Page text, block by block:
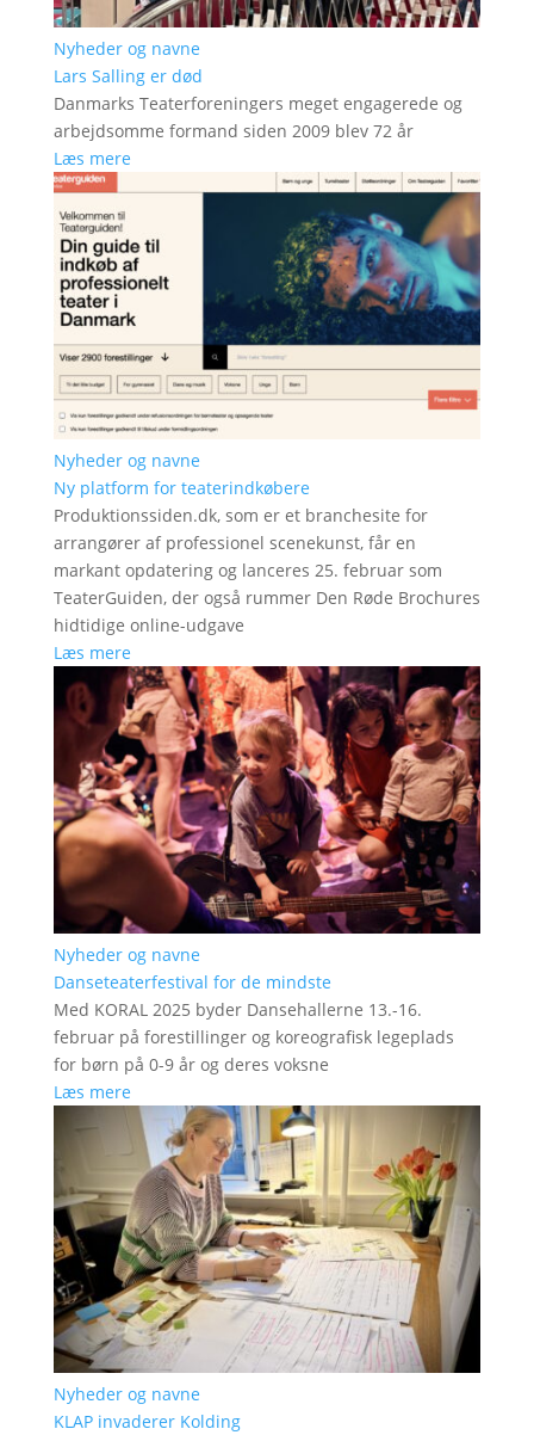
Nyheder og navne
Lars Salling er død
Danmarks Teaterforeningers meget engagerede og
arbejdsomme formand siden 2009 blev 72 år
Læs mere
Nyheder og navne
Ny platform for teaterindkøbere
Produktionssiden.dk, som er et branchesite for
arrangører af professionel scenekunst, får en
markant opdatering og lanceres 25. februar som
TeaterGuiden, der også rummer Den Røde Brochures
hidtidige online-udgave
Læs mere
Nyheder og navne
Danseteaterfestival for de mindste
Med KORAL 2025 byder Dansehallerne 13.-16.
februar på forestillinger og koreografisk legeplads
for børn på 0-9 år og deres voksne
Læs mere
Nyheder og navne
KLAP invaderer Kolding